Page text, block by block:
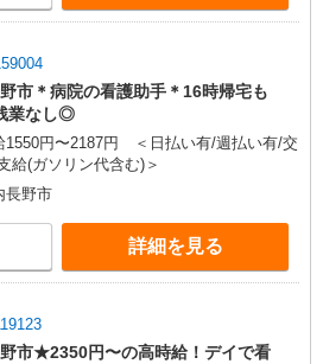
市＊病院の看護助手＊16時帰宅も
業なし◎
1550円〜2187円 ＜日払い有/週払い有/交
給(ガソリン代含む)＞
長野市
詳細を見る
市★2350円〜の高時給！デイで看